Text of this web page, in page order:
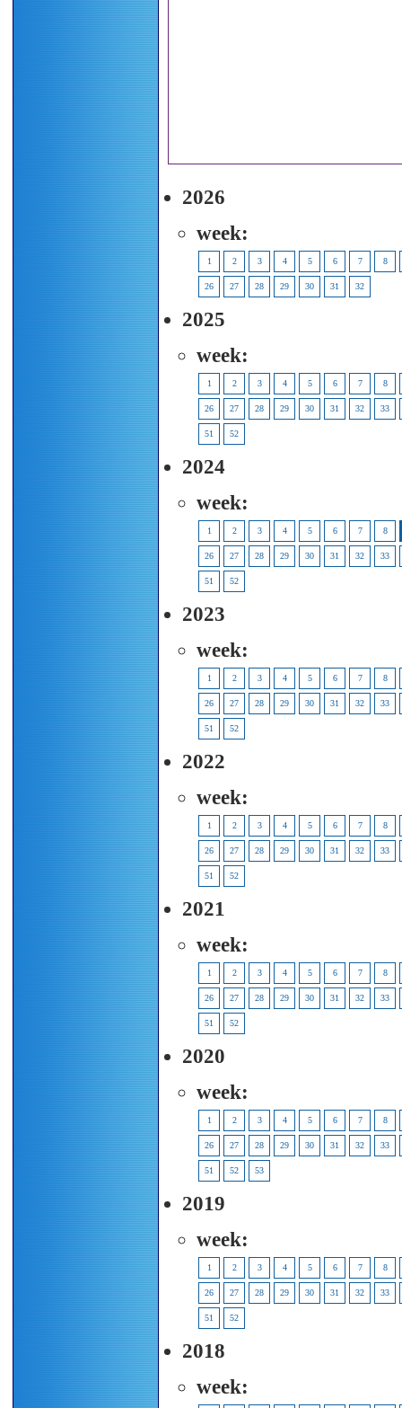
2026
week:
1 2 3 4 5 6 7 8
26 27 28 29 30 31 32
2025
week:
1 2 3 4 5 6 7 8
26 27 28 29 30 31 32 33
51 52
2024
week:
1 2 3 4 5 6 7 8
26 27 28 29 30 31 32 33
51 52
2023
week:
1 2 3 4 5 6 7 8
26 27 28 29 30 31 32 33
51 52
2022
week:
1 2 3 4 5 6 7 8
26 27 28 29 30 31 32 33
51 52
2021
week:
1 2 3 4 5 6 7 8
26 27 28 29 30 31 32 33
51 52
2020
week:
1 2 3 4 5 6 7 8
26 27 28 29 30 31 32 33
51 52 53
2019
week:
1 2 3 4 5 6 7 8
26 27 28 29 30 31 32 33
51 52
2018
week: